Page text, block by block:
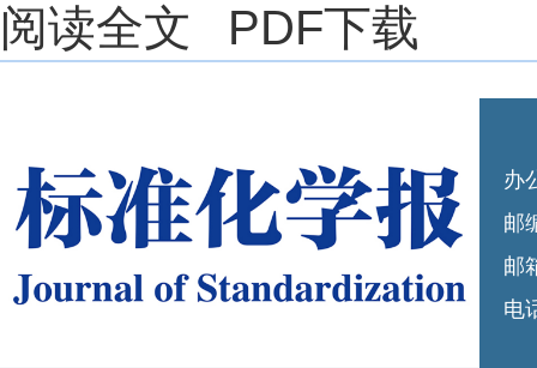
阅读全文
PDF下载
办
邮
邮
电